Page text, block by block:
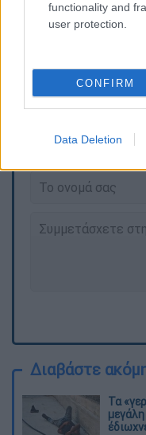
functionality and
user protection.
CONFIRM
Data Deletion
Φεστιβάλ
ΕΘΝΟΣ θα παρεμβαίνει
Διαβάστε
Τα